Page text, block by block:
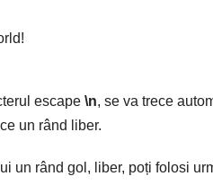
escape \n, se va trece
un rând liber.
un rând gol, liber, poți folosi